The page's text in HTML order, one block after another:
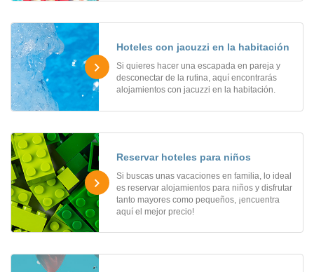
Hoteles con jacuzzi en la habitación
Si quieres hacer una escapada en pareja y
desconectar de la rutina, aquí encontrarás
alojamientos con jacuzzi en la habitación.
Reservar hoteles para niños
Si buscas unas vacaciones en familia, lo ideal
es reservar alojamientos para niños y disfrutar
tanto mayores como pequeños, ¡encuentra
aquí el mejor precio!